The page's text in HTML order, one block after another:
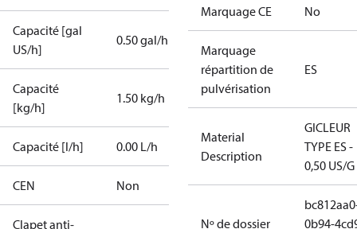
Capacité [gal
US/h]
0.50 gal/h
Capacité
[kg/h]
1.50 kg/h
Capacité [l/h] 0.00 L/h
CEN Non
Clapet anti-
Marquage CE No
Marquage
répartition de
pulvérisation
ES
Material
Description
GICLEUR
TYPE ES -
0,50 US/
Nº de dossier
0b94-